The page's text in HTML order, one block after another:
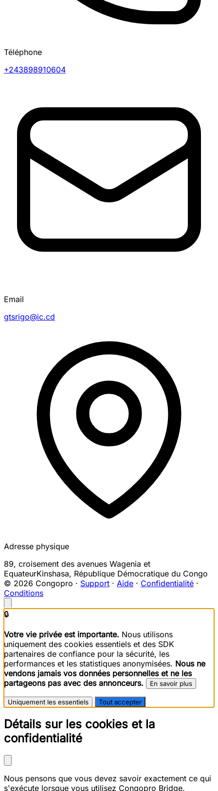
Téléphone
+243898910604
Email
gtsrigo@ic.cd
Adresse physique
89, croisement des avenues Wagenia et
EquateurKinshasa, République Démocratique du Congo
© 2026 Congopro · Support · Aide · Confidentialité ·
Conditions
🔒
Votre vie privée est importante. Nous utilisons
uniquement des cookies essentiels et des SDK
partenaires de confiance pour la sécurité, les
performances et les statistiques anonymisées. Nous ne
vendons jamais vos données personnelles et ne les
partageons pas avec des annonceurs.
En savoir plus
Uniquement les essentiels Tout accepter
Détails sur les cookies et la
confidentialité
Nous pensons que vous devez savoir exactement ce qui
s'exécute lorsque vous utilisez Congopro Bridge.